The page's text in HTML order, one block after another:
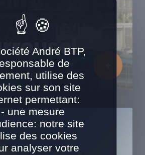
André BTP,
de
utilise des
sur son site
permettant:
- une mesure
notre site
des cookies
analyser votre